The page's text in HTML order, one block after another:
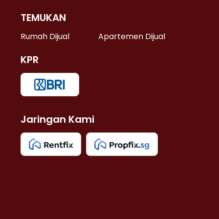
TEMUKAN
Rumah Dijual Apartemen Dijual
KPR
Jaringan Kami